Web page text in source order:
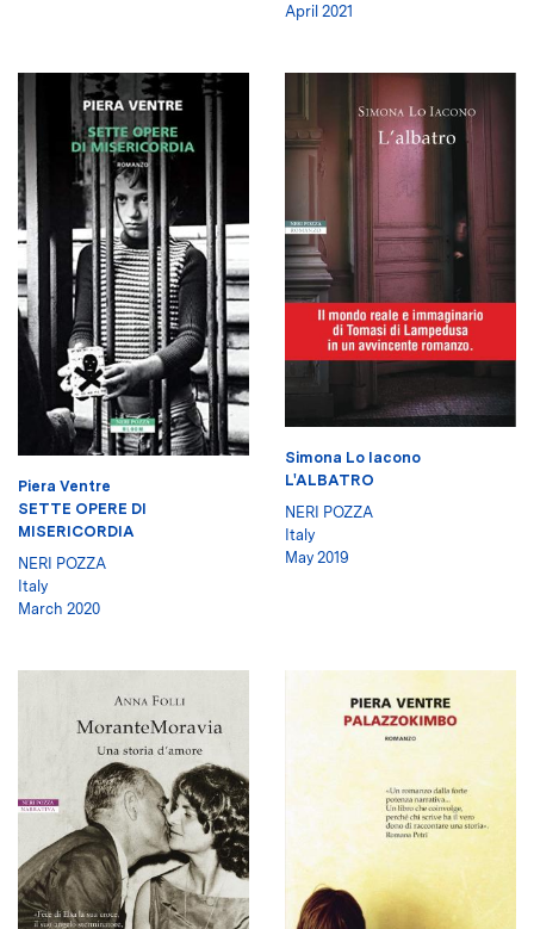
April 2021
Piera Ventre
SETTE OPERE DI
MISERICORDIA
NERI POZZA
Italy
March 2020
Simona Lo Iacono
L'ALBATRO
NERI POZZA
Italy
May 2019